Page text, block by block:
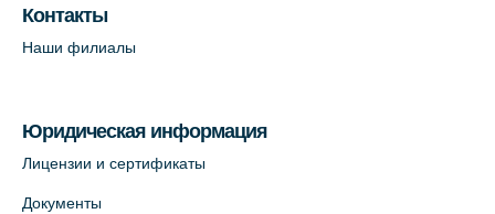
пр. В.О., д.5 (официальный партнёр)
Контакты
Наши филиалы
Юридическая информация
Лицензии и сертификаты
Документы